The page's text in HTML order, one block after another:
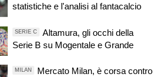
statistiche e l'analisi al fantacalcio
SERIE C
Altamura, gli occhi della
Serie B su Mogentale e Grande
MILAN
Mercato Milan, è corsa contro